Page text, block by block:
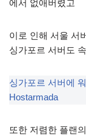
에서 없애버렸고
이로 인해 서울 서
싱가포르 서버도
싱가포르 서버에
Hostarmada
또한 저렴한 플랜